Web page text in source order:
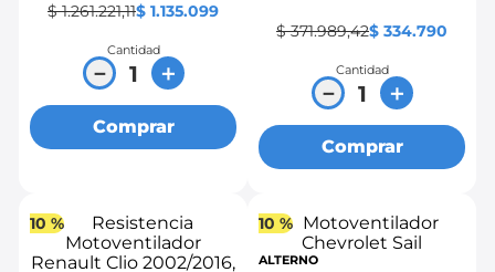
$ 1.261.221,11$ 1.135.099
Cantidad
＋
－
Comprar
$ 371.989,42$ 334.790
Cantidad
＋
－
Comprar
10 % 10 %
ALTERNO